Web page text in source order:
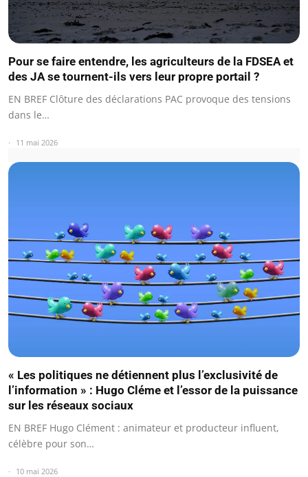
Pour se faire entendre, les agriculteurs de la FDSEA et
des JA se tournent-ils vers leur propre portail ?
EN BREF Clôture des déclarations PAC provoque des tensions
dans le…
11 mai 2026
« Les politiques ne détiennent plus l’exclusivité de
l’information » : Hugo Cléme et l’essor de la puissance
sur les réseaux sociaux
EN BREF Hugo Clément : animateur et producteur influent,
célèbre pour son…
10 mai 2026